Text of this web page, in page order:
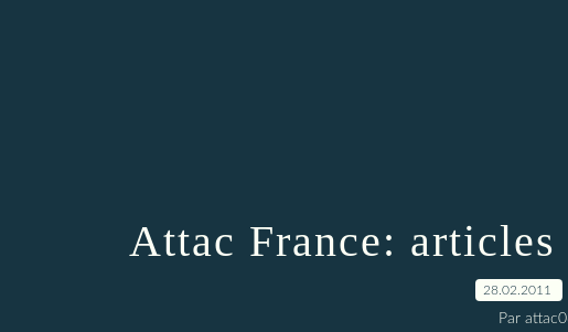
Attac France:
28.02.2011
Par